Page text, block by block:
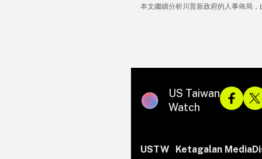
本文繼續分析川普新政府的人事佈局
US Taiwan
Watch
USTW
Ketagalan Media